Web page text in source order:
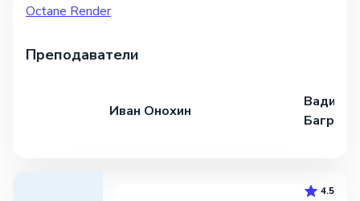
Octane Render
Преподаватели
Иван Онохин
Вадим
Багрий
4.5